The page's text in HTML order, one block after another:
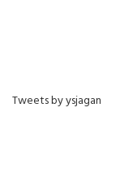
Tweets by ysjagan